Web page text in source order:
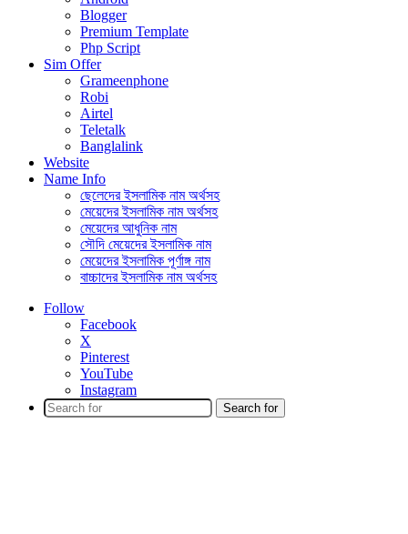
Blogger
Premium Template
Php Script
Sim Offer
Grameenphone
Robi
Airtel
Teletalk
Banglalink
Website
Name Info
ছেলেদের ইসলামিক নাম অর্থসহ
মেয়েদের ইসলামিক নাম অর্থসহ
মেয়েদের আধুনিক নাম
সৌদি মেয়েদের ইসলামিক নাম
মেয়েদের ইসলামিক পূর্ণাঙ্গ নাম
বাচ্চাদের ইসলামিক নাম অর্থসহ
Follow
Facebook
X
Pinterest
YouTube
Instagram
Search for